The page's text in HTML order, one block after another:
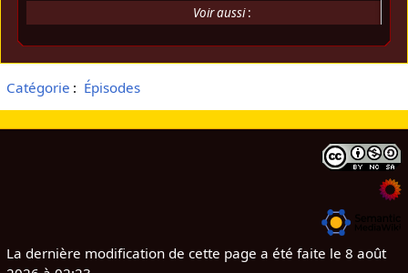
Voir aussi:
Catégorie : Épisodes
La dernière modification de cette page a été faite le 8 août